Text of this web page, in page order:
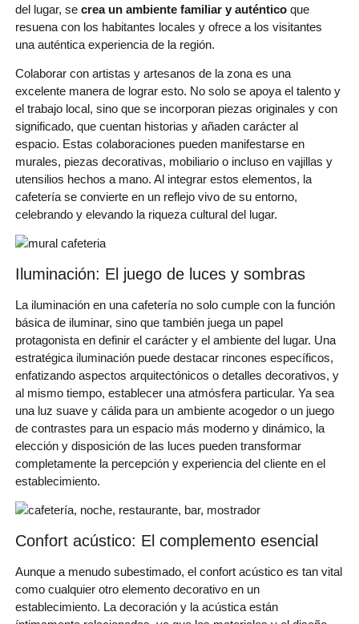
del lugar, se crea un ambiente familiar y auténticoque
resuena con los habitantes locales y ofrece a los visitantes
una auténtica experiencia de la región.
Colaborar con artistas y artesanos de la zona es una
excelente manera de lograr esto. No solo se apoya el talento y
el trabajo local, sino que se incorporan piezas originales y con
significado, que cuentan historias y añaden carácter al
espacio. Estas colaboraciones pueden manifestarse en
murales, piezas decorativas, mobiliario o incluso en vajillas y
utensilios hechos a mano. Al integrar estos elementos, la
cafetería se convierte en un reflejo vivo de su entorno,
celebrando y elevando la riqueza cultural del lugar.
Iluminación: El juego de luces y sombras
La iluminación en una cafetería no solo cumple con la función
básica de iluminar, sino que también juega un papel
protagonista en definir el carácter y el ambiente del lugar. Una
estratégica iluminación puede destacar rincones específicos,
enfatizando aspectos arquitectónicos o detalles decorativos, y
al mismo tiempo, establecer una atmósfera particular. Ya sea
una luz suave y cálida para un ambiente acogedor o un juego
de contrastes para un espacio más moderno y dinámico, la
elección y disposición de las luces pueden transformar
completamente la percepción y experiencia del cliente en el
establecimiento.
Confort acústico: El complemento esencial
Aunque a menudo subestimado, el confort acústico es tan vital
como cualquier otro elemento decorativo en un
establecimiento. La decoración y la acústica están